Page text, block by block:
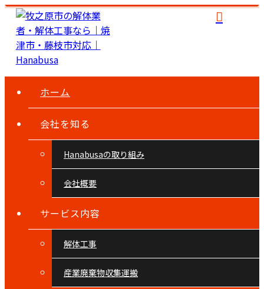
ホーム
会社を知る
Hanabusaの取り組み
会社概要
サービス内容
解体工事
産業廃棄物収集運搬